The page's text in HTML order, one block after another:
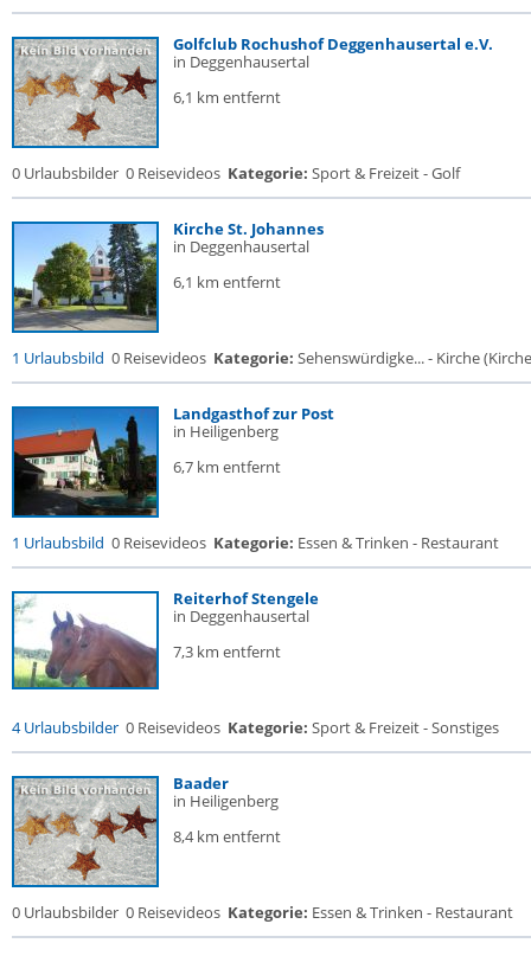
Golfclub Rochushof Deggenhausertal e.V.
in Deggenhausertal
6,1 km entfernt
0 Urlaubsbilder 0 Reisevideos Kategorie: Sport & Freizeit - Golf
Kirche St. Johannes
in Deggenhausertal
6,1 km entfernt
1 Urlaubsbild 0 Reisevideos Kategorie: Sehenswürdigke... - Kirche
Landgasthof zur Post
in Heiligenberg
6,7 km entfernt
1 Urlaubsbild 0 Reisevideos Kategorie: Essen & Trinken - Restaurant
Reiterhof Stengele
in Deggenhausertal
7,3 km entfernt
4 Urlaubsbilder 0 Reisevideos Kategorie: Sport & Freizeit - Sonstiges
Baader
in Heiligenberg
8,4 km entfernt
0 Urlaubsbilder 0 Reisevideos Kategorie: Essen & Trinken - Restaurant